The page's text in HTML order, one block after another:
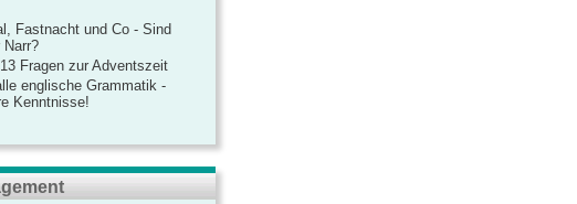
Fastnacht und Co - Sind
Fragen zur Adventszeit
englische Grammatik -
Kenntnisse!